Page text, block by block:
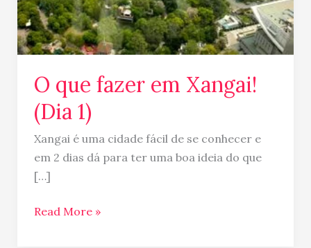
O que fazer em Xangai!
(Dia 1)
Xangai é uma cidade fácil de se conhecer e
em 2 dias dá para ter uma boa ideia do que
[…]
Read More »